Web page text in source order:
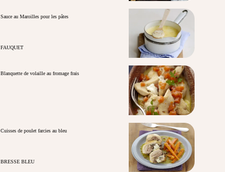
Sauce au Maroilles pour les pâtes
FAUQUET
Blanquette de volaille au fromage frais
Cuisses de poulet farcies au bleu
BRESSE BLEU